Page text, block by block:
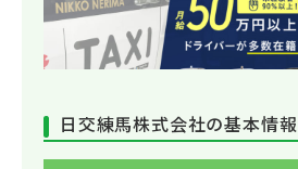
日交練馬株式会社の基本情報